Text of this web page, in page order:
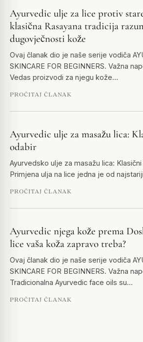
Ayurvedic ulje za lice protiv
klasična Rasayana tradicija
dugovječnosti kože
Ovaj članak dio je naše serije vodiča
SKINCARE FOR BEGINNERS. Važna
Vedas proizvodi za njegu kože…
PROČITAJ ČLANAK
Ayurvedic ulje za masažu lica:
odabir
Ayurvedsko ulje za masažu lica:
Primjena ulja na lice jedna je od
PROČITAJ ČLANAK
Ayurvedic njega kože prema
lice vaša koža zapravo treba?
Ovaj članak dio je naše serije vodiča
SKINCARE FOR BEGINNERS. Važna
Tradicionalna Ayurvedic face oils su…
PROČITAJ ČLANAK